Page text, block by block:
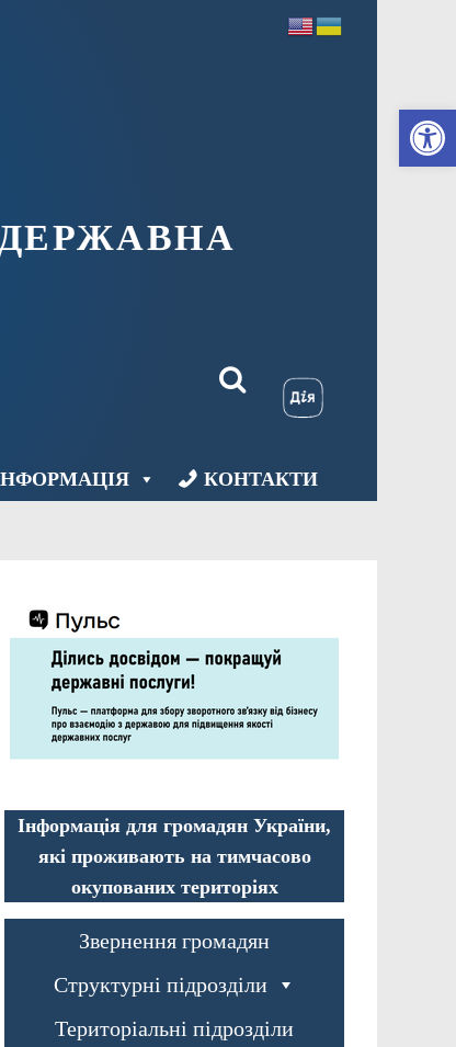
КОНТАКТИ
Інформація для громадян України,
які проживають на тимчасово
окупованих територіях
Звернення громадян
Структурні підрозділи
Територіальні підрозділи